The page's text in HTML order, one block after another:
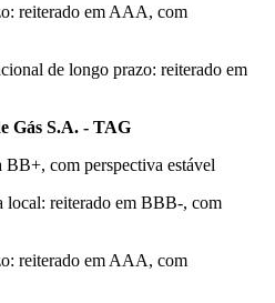
reiterado em AAA, com
de longo prazo: reiterado em
Gás S.A. - TAG
com perspectiva estável
local: reiterado em BBB-, com
reiterado em AAA, com